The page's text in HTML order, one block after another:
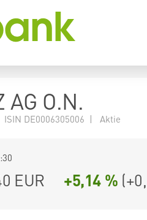
AG O.N.
DE0006305006 | Aktie
EUR +5,14 % (